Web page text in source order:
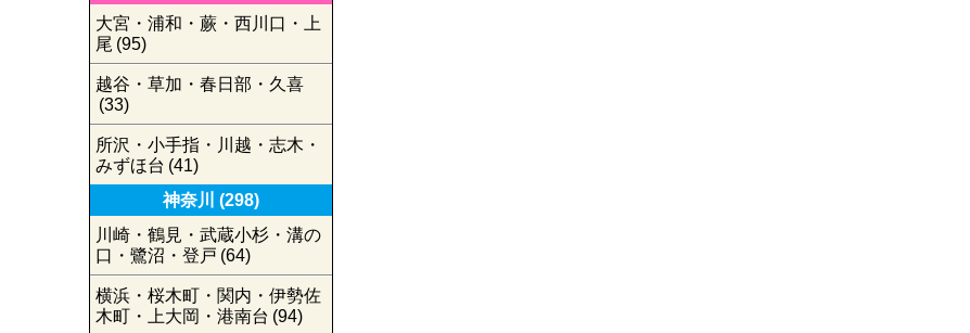
大宮・浦和・蕨・西川口・上
尾 (95)
越谷・草加・春日部・久喜
(33)
所沢・小手指・川越・志木・
みずほ台 (41)
神奈川
(298)
川崎・鶴見・武蔵小杉・溝の
口・鷺沼・登戸 (64)
横浜・桜木町・関内・伊勢佐
木町・上大岡・港南台 (94)